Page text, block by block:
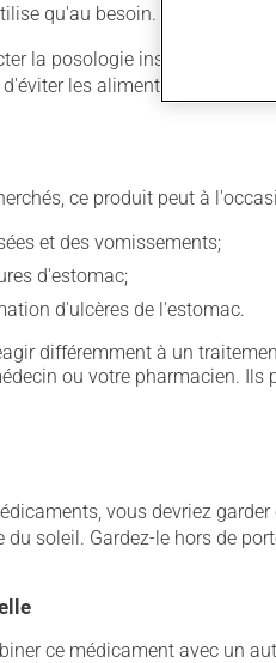
qu'au besoin.
la posologie inscrite sur
les aliments irritants
ce produit peut à
et des vomissements;
d'estomac;
d'ulcères de l'estomac.
différemment à un
ou votre pharmacien.
vous devriez
soleil. Gardez-le hors de
ce médicament avec un